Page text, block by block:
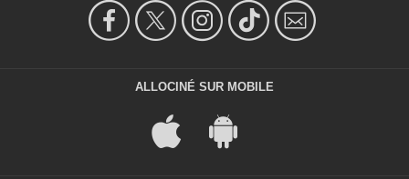
ALLOCINÉ SUR MOBILE